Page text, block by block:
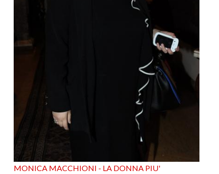
MONICA MACCHIONI - LA DONNA PIU'